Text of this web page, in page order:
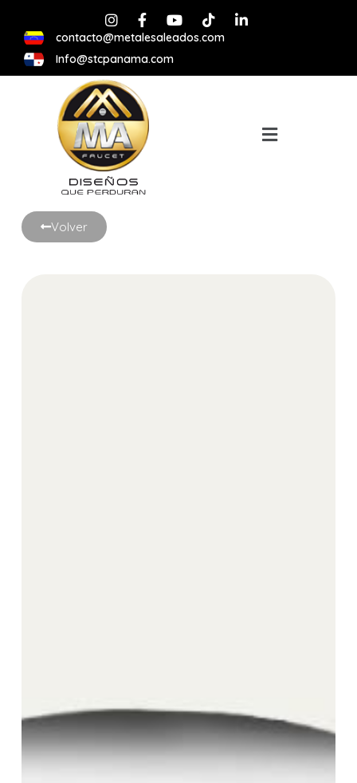
contacto@metalesaleados.com
Info@stcpanama.com
Volver